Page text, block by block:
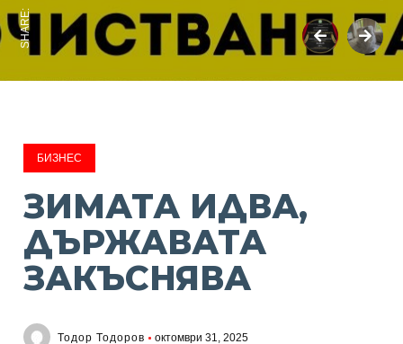
SHARE:
БИЗНЕС
ЗИМАТА ИДВА,
ДЪРЖАВАТА
ЗАКЪСНЯВА
Тодор Тодоров октомври 31, 2025